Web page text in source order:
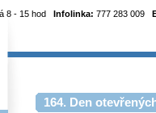
8 - 15 hod Infolinka: 777 283 009
164. Den